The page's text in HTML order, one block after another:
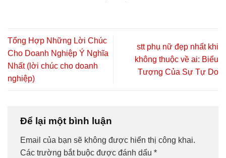
Tổng Hợp Những Lời Chúc
Cho Doanh Nghiệp Ý Nghĩa
Nhất (lời chúc cho doanh
nghiệp)
stt phụ nữ đẹp nhất khi
không thuộc về ai: Biểu
Tượng Của Sự Tự Do
Để lại một bình luận
Email của bạn sẽ không được hiển thị công khai.
Các trường bắt buộc được đánh dấu *